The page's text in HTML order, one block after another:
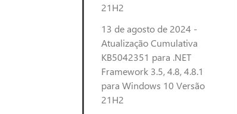
21H2
13 de agosto de 2024 -
Atualização Cumulativa
KB5042351 para .NET
Framework 3.5, 4.8, 4.8.1
para Windows 10 Versão
21H2